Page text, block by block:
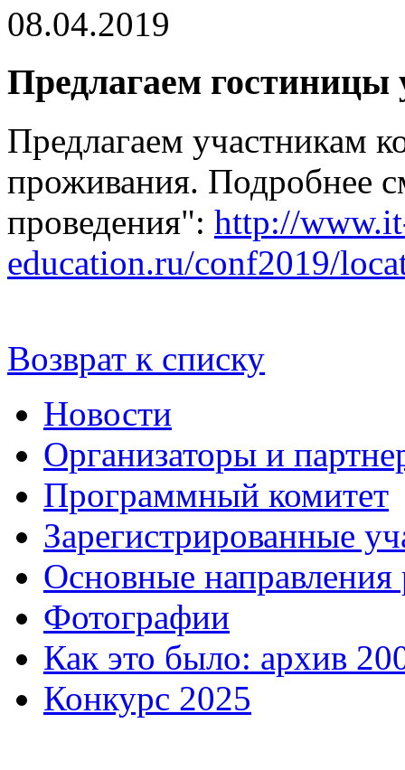
08.04.2019
Предлагаем
Предлагаем участникам
проживания. Подробнее
проведения": http://
education.ru/conf2019/
Возврат к списку
Новости
Организаторы и
Программный комитет
Зарегистрированные
Основные направления
Фотографии
Как это было: архив
Конкурс 2025